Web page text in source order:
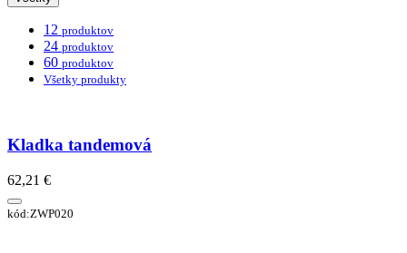
12 produktov
24 produktov
60 produktov
Všetky produkty
Kladka tandemová
62,21 €
kód:ZWP020